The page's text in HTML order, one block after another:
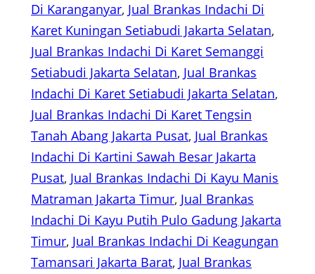
Di Karanganyar, Jual Brankas Indachi Di
Karet Kuningan Setiabudi Jakarta Selatan
Jual Brankas Indachi Di Karet Semanggi
Setiabudi Jakarta Selatan, Jual Brankas
Indachi Di Karet Setiabudi Jakarta Selatan
Jual Brankas Indachi Di Karet Tengsin
Tanah Abang Jakarta Pusat, Jual Brankas
Indachi Di Kartini Sawah Besar Jakarta
Pusat, Jual Brankas Indachi Di Kayu Manis
Matraman Jakarta Timur, Jual Brankas
Indachi Di Kayu Putih Pulo Gadung Jakarta
Timur, Jual Brankas Indachi Di Keagungan
Tamansari Jakarta Barat, Jual Brankas